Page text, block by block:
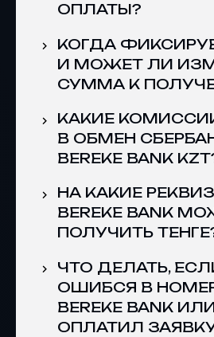
ОПЛАТЫ?
КОГДА
И МОЖЕТ ЛИ
СУММА К
КАКИЕ
В ОБМЕН
BEREKE BANK
НА КАКИЕ
BEREKE BANK
ПОЛУЧИТЬ
ЧТО ДЕЛАТЬ,
ОШИБСЯ В
BEREKE BANK
ОПЛАТИЛ